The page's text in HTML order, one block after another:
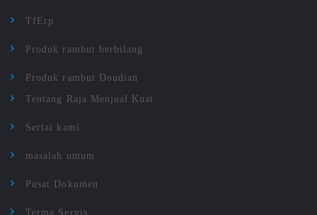
TfErp
Produk rambut berbilang
Produk rambut Doudian
Tentang Raja Menjual Kuat
Sertai kami.
masalah umum
Pusat Dokumen
Terma Servis